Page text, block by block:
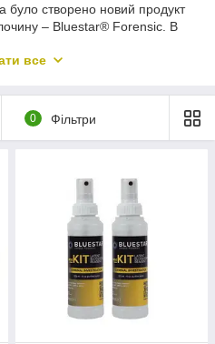
було створено новий продукт
– Bluestar® Forensic. В
при аналізі місця скоєного
чутливими та
задля небезпеки людей,
і при цьому
криміналістами на місці
плям крові, які були
для неозброєного ока.
визначає його
засіб візуалізації плям
спеціалістів багатьох
формулі та зручності
не змінює ДНК виявленої
все
0 Фільтри